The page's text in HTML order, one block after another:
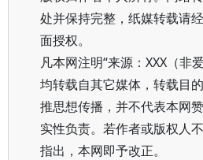
处并保持完整，纸媒转载请
面授权。
凡本网注明“来源：XXX（非
均转载自其它媒体，转载目
推思想传播，并不代表本网
实性负责。若作者或版权人
指出，本网即予改正。